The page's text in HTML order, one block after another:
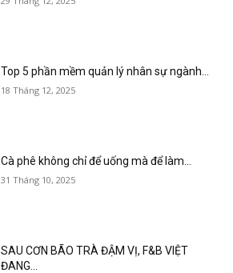
Top 5 phần mềm quản lý nhân sự ngành...
18 Tháng 12, 2025
Cà phê không chỉ để uống mà để làm...
31 Tháng 10, 2025
SAU CƠN BÃO TRÀ ĐẬM VỊ, F&B VIỆT
ĐANG...